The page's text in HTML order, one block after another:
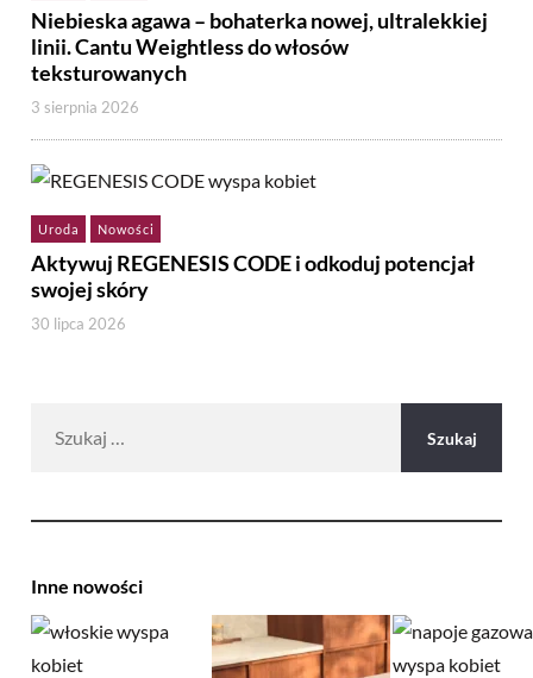
Niebieska agawa – bohaterka nowej, ultralekkiej
linii. Cantu Weightless do włosów
teksturowanych
3 sierpnia 2026
Uroda Nowości
Aktywuj REGENESIS CODE i odkoduj potencjał
swojej skóry
30 lipca 2026
Inne nowości